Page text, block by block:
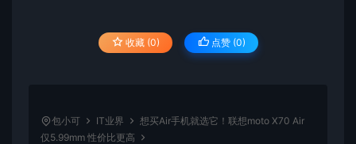
收藏 (0) 点赞 (0)
包小可 IT业界
想买Air手机就选它！联想moto X70 Air
仅5.99mm 性价比更高